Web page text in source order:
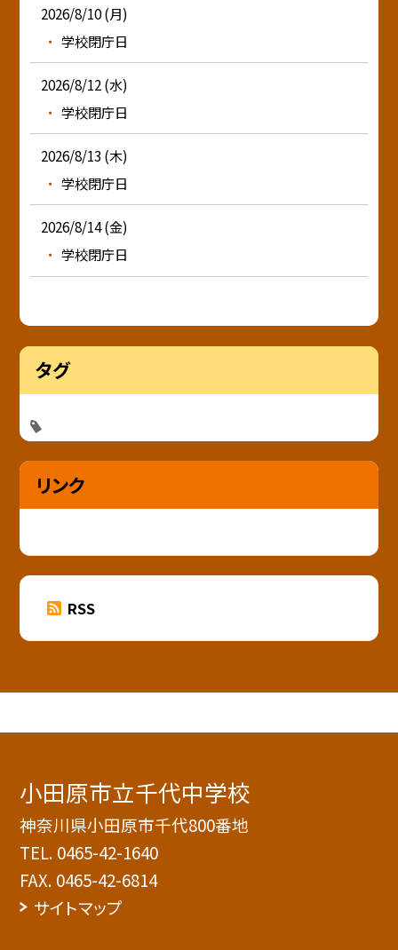
2026/8/10 (月)
学校閉庁日
2026/8/12 (水)
学校閉庁日
2026/8/13 (木)
学校閉庁日
2026/8/14 (金)
学校閉庁日
タグ
リンク
RSS
小田原市立千代中学校
神奈川県小田原市千代800番地
TEL. 0465-42-1640
FAX. 0465-42-6814
サイトマップ